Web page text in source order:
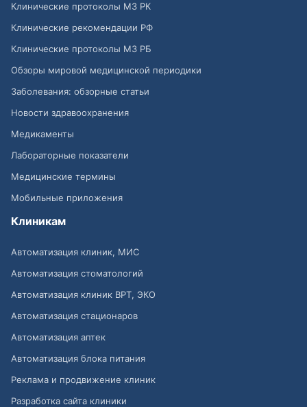
Клинические протоколы МЗ РК
Клинические рекомендации РФ
Клинические протоколы МЗ РБ
Обзоры мировой медицинской периодики
Заболевания: обзорные статьи
Новости здравоохранения
Медикаменты
Лабораторные показатели
Медицинские термины
Мобильные приложения
Клиникам
Автоматизация клиник, МИС
Автоматизация стоматологий
Автоматизация клиник ВРТ, ЭКО
Автоматизация стационаров
Автоматизация аптек
Автоматизация блока питания
Реклама и продвижение клиник
Разработка сайта клиники